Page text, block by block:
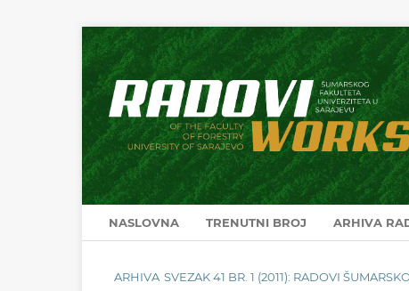
NASLOVNA TRENUTNI BROJ ARHIVA
ARHIVA SVEZAK 41 BR. 1 (2011): RADOVI